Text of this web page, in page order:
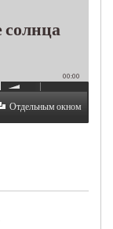
00:00
Отдельным окном